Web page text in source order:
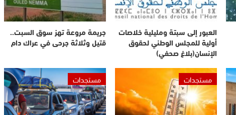
العبور إلى سبتة ومليلية خلاصات
أولية للمجلس الوطني لحقوق
الإنسان(بلاغ صحفي)
جريمة مروعة تهز سوق السبت..
قتيل وثلاثة جرحى في عراك دام
مستجدات مستجدات